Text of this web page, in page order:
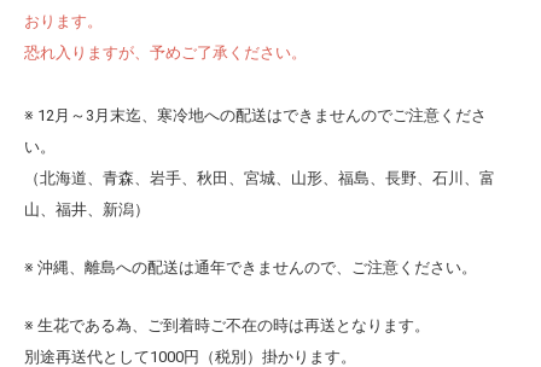
おります。
恐れ入りますが、予めご了承ください。
※ 12月～3月末迄、寒冷地への配送はできませんのでご注意くださ
い。
（北海道、青森、岩手、秋田、宮城、山形、福島、長野、石川、富
山、福井、新潟）
※ 沖縄、離島への配送は通年できませんので、ご注意ください。
※ 生花である為、ご到着時ご不在の時は再送となります。
別途再送代として1000円（税別）掛かります。